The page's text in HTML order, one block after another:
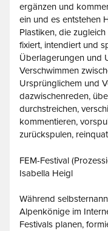
ergänzen und
ein und es entstehen
Plastiken, die
fixiert, intendiert und
Überlagerungen und
Verschwimmen
Ursprünglichem und
dazwischenreden,
durchstreichen,
kommentieren,
zurückspulen,
FEM-Festival
Isabella Heigl
Während
Alpenkönige im
Festivals planen,